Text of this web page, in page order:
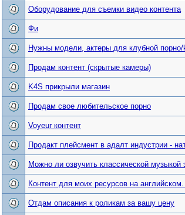
Оборудование для съемки видео контента
Фи
Нужны модели, актеры для клубной порно/
Продам контент (скрытые камеры)
K4S прикрыли магазин
Продам свое любительское порно
Voyeur контент
Продакт плейсмент в адалт индустрии -
Можно ли озвучить классической музыкой
Контент для моих ресурсов на
Отдам описания к роликам за вашу цену